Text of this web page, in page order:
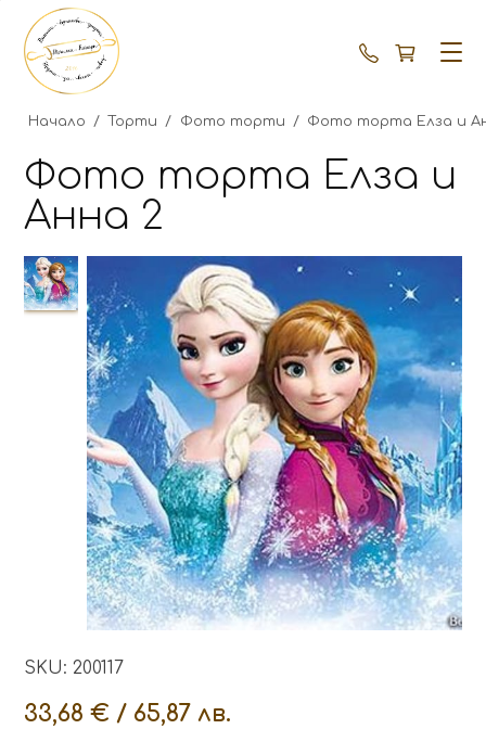
+359 87
Начало / Торти / Фото торти / Фото торта Елза и
Фото торта Елза и
Анна 2
SKU: 200117
33,68 € / 65,87 лв.